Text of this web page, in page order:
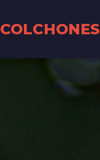
COLCHONES